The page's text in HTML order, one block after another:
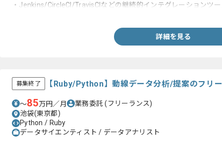
・Jenkins/CircleCI/TravisCIなどの継続的インテグレーションツ
詳細を見る
募集終了 【Ruby/Python】動線データ分析/提案のフリ
〜85万円／月 業務委託(フリーランス)
池袋(東京都)
Python / Ruby
データサイエンティスト / データアナリスト